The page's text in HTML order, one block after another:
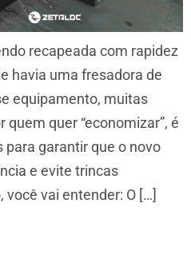
recapeada com rapidez
havia uma fresadora de
equipamento, muitas
quer “economizar”, é
garantir que o novo
e evite trincas
vai entender: O […]